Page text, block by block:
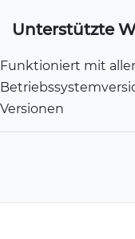
Unterstützte
Funktioniert mit
Versionen